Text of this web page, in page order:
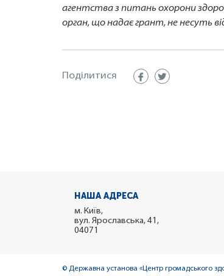
агентства з питань охорони
орган, що надає грант, не несуть
Поділитися
НАША АДРЕСА
м. Київ,
вул. Ярославська, 41,
04071
© Державна установа «Центр громадського